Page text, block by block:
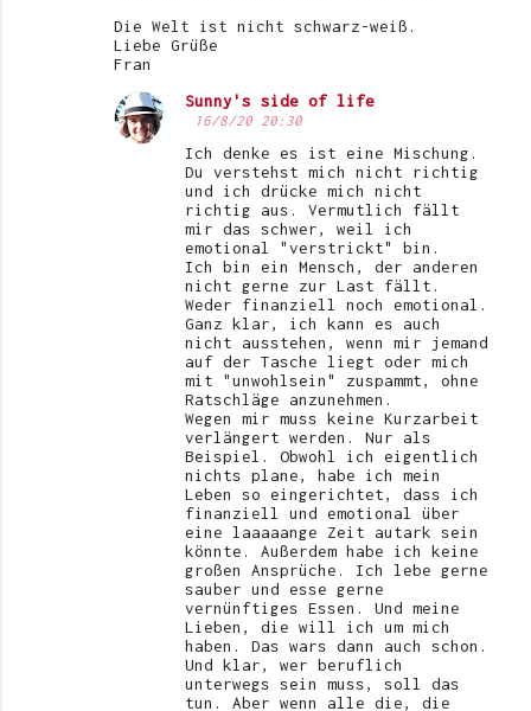
Die Welt ist nicht schwarz-weiß.
Liebe Grüße
Fran
Sunny's side of life
16/8/20 20:30
Ich denke es ist eine Mischung.
Du verstehst mich nicht richtig
und ich drücke mich nicht
richtig aus. Vermutlich fällt
mir das schwer, weil ich
emotional "verstrickt" bin.
Ich bin ein Mensch, der anderen
nicht gerne zur Last fällt.
Weder finanziell noch emotional.
Ganz klar, ich kann es auch
nicht ausstehen, wenn mir jemand
auf der Tasche liegt oder mich
mit "unwohlsein" zuspammt, ohne
Ratschläge anzunehmen.
Wegen mir muss keine Kurzarbeit
verlängert werden. Nur als
Beispiel. Obwohl ich eigentlich
nichts plane, habe ich mein
Leben so eingerichtet, dass ich
finanziell und emotional über
eine laaaaange Zeit autark sein
könnte. Außerdem habe ich keine
großen Ansprüche. Ich lebe gerne
sauber und esse gerne
vernünftiges Essen. Und meine
Lieben, die will ich um mich
haben. Das wars dann auch schon.
Und klar, wer beruflich
unterwegs sein muss, soll das
tun. Aber wenn alle die, die